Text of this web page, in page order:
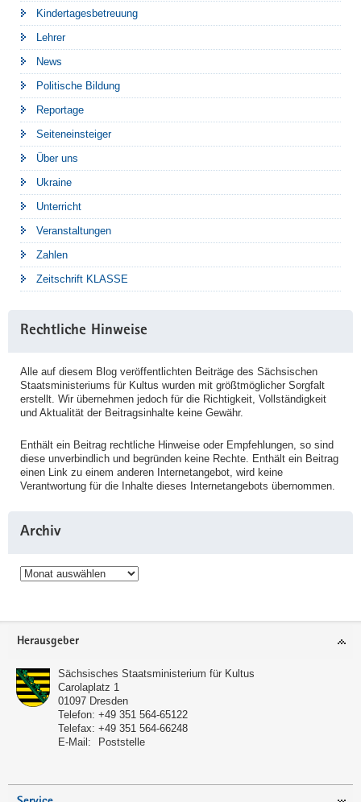
Kindertagesbetreuung
Lehrer
News
Politische Bildung
Reportage
Seiteneinsteiger
Über uns
Ukraine
Unterricht
Veranstaltungen
Zahlen
Zeitschrift KLASSE
Rechtliche Hinweise
Alle auf diesem Blog veröffentlichten Beiträge des Sächsischen
Staatsministeriums für Kultus wurden mit größtmöglicher Sorgfalt
erstellt. Wir übernehmen jedoch für die Richtigkeit, Vollständigkeit
und Aktualität der Beitragsinhalte keine Gewähr.
Enthält ein Beitrag rechtliche Hinweise oder Empfehlungen, so sind
diese unverbindlich und begründen keine Rechte. Enthält ein Beitrag
einen Link zu einem anderen Internetangebot, wird keine
Verantwortung für die Inhalte dieses Internetangebots übernommen.
Archiv
Archiv
Service
Herausgeber
Sächsisches Staatsministerium für Kultus
Carolaplatz 1
01097 Dresden
Telefon: +49 351 564-65122
Telefax: +49 351 564-66248
E-Mail:
Poststelle